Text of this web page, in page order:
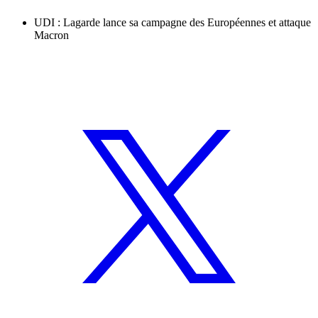
UDI : Lagarde lance sa campagne des Européennes et attaque
Macron